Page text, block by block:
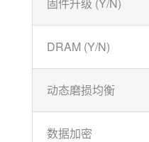
DRAM (Y/N)
动态磨损均衡
数据加密